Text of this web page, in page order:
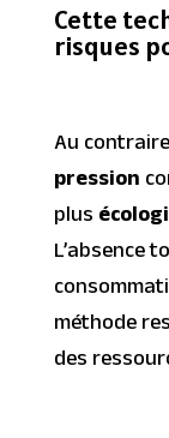
Cette
risques
Au
pression
plus
L’absence
méthode
des